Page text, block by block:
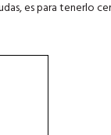
es para tenerlo